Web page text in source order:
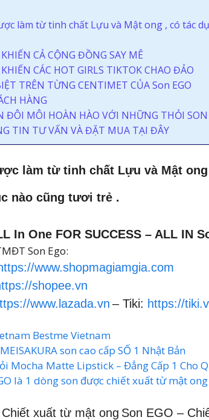
làm từ tinh chất Lựu và Mật ong , có tác
CẢ CỘNG ĐỒNG SAY MÊ
CÁC HOT GIRLS TIKTOK CHAO ĐẢO
TRÊN TỪNG CENTIMET CỦA Son EGO
HÀNG
ĐÔI MÔI HOÀN HÀO VỚI NHỮNG THỎI SON
TIN TƯ VẤN VÀ ĐẶT MUA TẠI ĐÂY
làm từ tinh chất Lựu và Mật
nào cũng tươi trẻ .
In One FOR SUCCESS – ALL IN
Son Ego:
www.shopmagiamgia.com
shopee.vn
www.lazada.vn – Tiki: https://
Bestme Vietnam
son cao cấp SỐ 1 Nhật Bản
Mocha Matte Lipstick – Đẳng Cấp 1 Cho
là 1 dòng son được chiết xuất từ mật ong
xuất từ mật ong Son EGO –